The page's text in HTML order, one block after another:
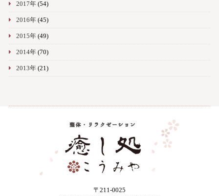
2017年(54)
2016年(45)
2015年(49)
2014年(70)
2013年(21)
〒211-0025